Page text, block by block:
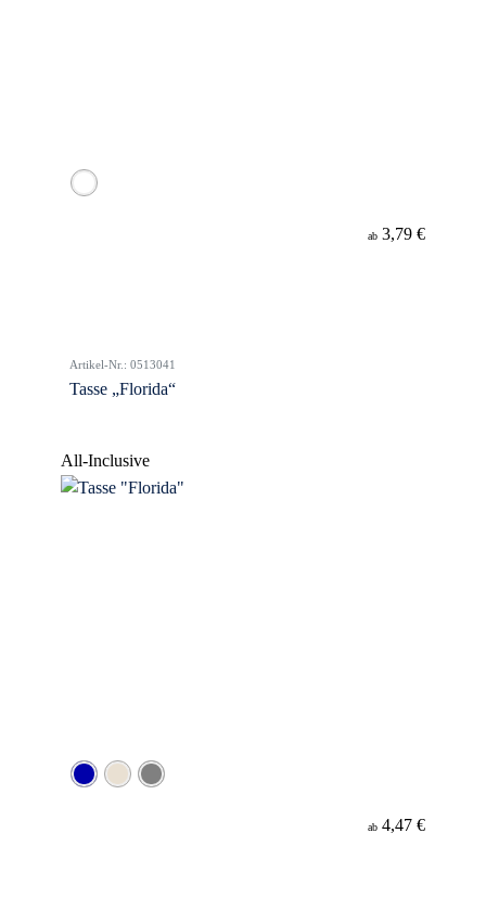
ab 3,79 €
Artikel-Nr.: 0513041
Tasse „Florida“
All-Inclusive
ab 4,47 €